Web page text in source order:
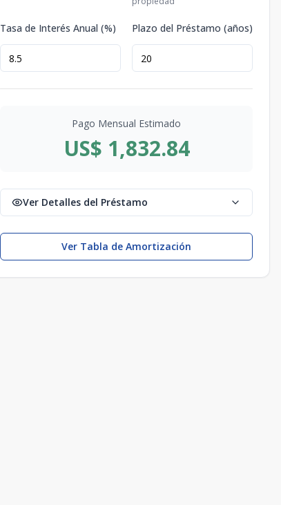
Tasa de Interés Anual (%) Plazo del Préstamo (años)
Pago Mensual Estimado
US$ 1,832.84
Ver Detalles del Préstamo
Ver Tabla de Amortización